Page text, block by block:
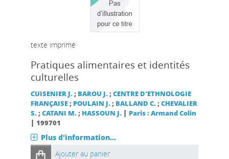
texte imprimé
Pratiques alimentaires et identités
culturelles
CUISENIER J.; BAROU J.;CENTRE D'ETHNOLOGIE
FRANÇAISE; POULAIN J.; BALLAND C.;CHEVALIER
S.;CATANI M.; HASSOUN J. | Paris : Armand Colin
| 199701
Plus d'information...
Ajouter au panier